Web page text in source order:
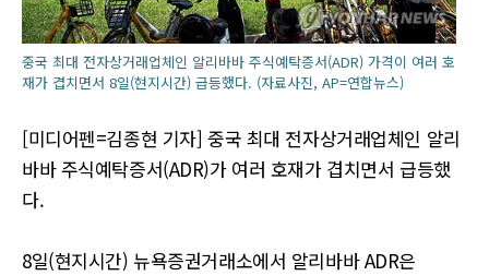
중국 최대 전자상거래업체인 알리바바 주식예탁증서(ADR) 가격이 여러 호
재가 겹치면서 8일(현지시간) 급등했다. (자료사진, AP=연합뉴스)
[미디어펜=김종현 기자] 중국 최대 전자상거래업체인 알리
바바 주식예탁증서(ADR)가 여러 호재가 겹치면서 급등했
다.
8일(현지시간) 뉴욕증권거래소에서 알리바바 ADR은